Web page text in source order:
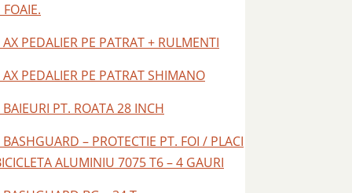
FOAIE.
AX PEDALIER PE PATRAT + RULMENTI
AX PEDALIER PE PATRAT SHIMANO
BAIEURI PT. ROATA 28 INCH
BASHGUARD – PROTECTIE PT. FOI / PLACI
ALUMINIU 7075 T6 – 4 GAURI